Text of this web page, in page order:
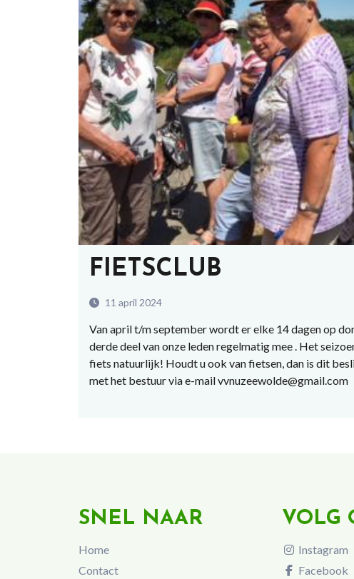
FIETSCLUB
11 april 2024
Van april t/m september wordt er elke 14 dagen op
derde deel van onze leden regelmatig mee . Het
fiets natuurlijk! Houdt u ook van fietsen, dan is dit
met het bestuur via e-mail vvnuzeewolde@gmail.com
SNEL NAAR
Home
Contact
VOLG
Instagram
Facebook